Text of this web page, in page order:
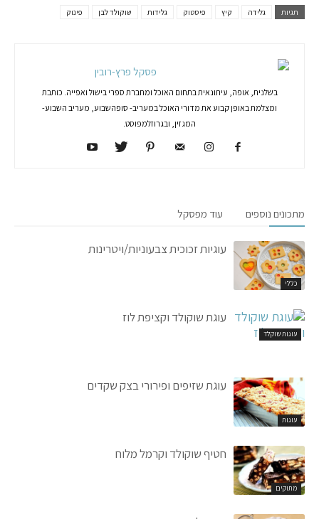
תגיות גלידה קיץ פיסטוק גלידות שוקולד לבן פינוק
פסקל פרץ-רובין
בשלנית, אופה, עיתונאית בתחום האוכל ומחברת ספרי בישול ואפייה. כותבת
ומצלמת באופן קבוע את מדורי האוכל במעריב- סופהשבוע, מעריב השבוע-
המגזין, ובגרוזלמפוסט.
מתכונים נוספים עוד מפסקל
כללי
עוגיות זכוכית צבעוניות/ויטרינות
עוגות שוקלד
עוגת שוקולד וקציפת לוז
עוגות
עוגת שזיפים ופירורי בצק שקדים
מתוקים
חטיף שוקולד וקרמל מלוח